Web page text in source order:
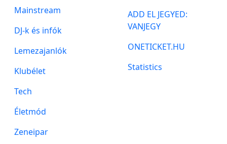
Mainstream
DJ-k és infók
Lemezajanlók
Klubélet
Tech
Életmód
Zeneipar
ADD EL JEGYED:
VANJEGY
ONETICKET.HU
Statistics